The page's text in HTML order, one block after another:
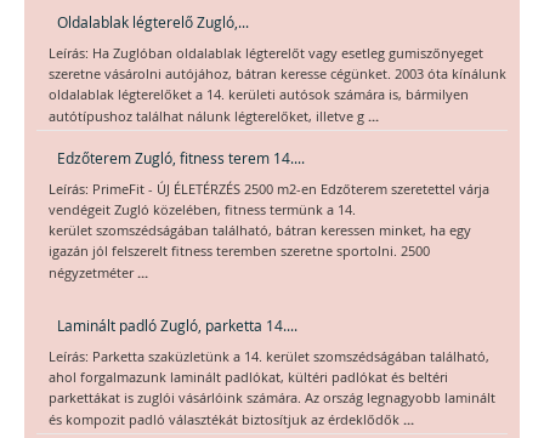
Oldalablak légterelő Zugló,...
Leírás: Ha Zuglóban oldalablak légterelőt vagy esetleg gumiszőnyeget
szeretne vásárolni autójához, bátran keresse cégünket. 2003 óta kínálunk
oldalablak légterelőket a 14. kerületi autósok számára is, bármilyen
autótípushoz találhat nálunk légterelőket, illetve g ...
Edzőterem Zugló, fitness terem 14....
Leírás: PrimeFit - ÚJ ÉLETÉRZÉS 2500 m2-en Edzőterem szeretettel várja
vendégeit Zugló közelében, fitness termünk a 14.
kerület szomszédságában található, bátran keressen minket, ha egy
igazán jól felszerelt fitness teremben szeretne sportolni. 2500
négyzetméter...
Laminált padló Zugló, parketta 14....
Leírás: Parketta szaküzletünk a 14. kerület szomszédságában található,
ahol forgalmazunk laminált padlókat, kültéri padlókat és beltéri
parkettákat is zuglói vásárlóink számára. Az ország legnagyobb laminált
és kompozit padló választékát biztosítjuk az érdeklődők ...